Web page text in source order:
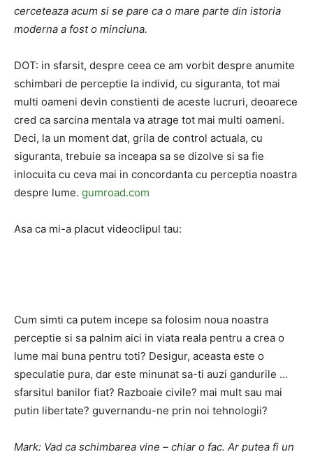
cerceteaza acum si se pare ca o mare parte din istoria
moderna a fost o minciuna.
DOT: in sfarsit, despre ceea ce am vorbit despre anumite
schimbari de perceptie la individ, cu siguranta, tot mai
multi oameni devin constienti de aceste lucruri, deoarece
cred ca sarcina mentala va atrage tot mai multi oameni.
Deci, la un moment dat, grila de control actuala, cu
siguranta, trebuie sa inceapa sa se dizolve si sa fie
inlocuita cu ceva mai in concordanta cu perceptia noastra
despre lume. gumroad.com
Asa ca mi-a placut videoclipul tau:
Cum simti ca putem incepe sa folosim noua noastra
perceptie si sa palnim aici in viata reala pentru a crea o
lume mai buna pentru toti? Desigur, aceasta este o
speculatie pura, dar este minunat sa-ti auzi gandurile …
sfarsitul banilor fiat? Razboaie civile? mai mult sau mai
putin libertate? guvernandu-ne prin noi tehnologii?
Mark: Vad ca schimbarea vine – chiar o fac. Ar putea fi un